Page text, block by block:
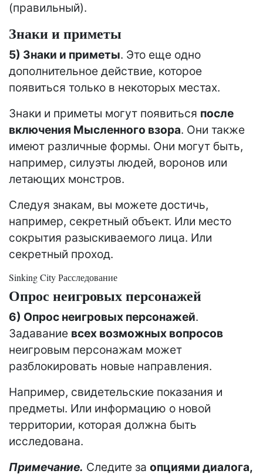
(правильный).
Знаки и приметы
5) Знаки и приметы. Это еще одно
дополнительное действие, которое
появиться только в некоторых местах.
Знаки и приметы могут появиться после
включения Мысленного взора. Они также
имеют различные формы. Они могут быть,
например, силуэты людей, воронов или
летающих монстров.
Следуя знакам, вы можете достичь,
например, секретный объект. Или место
сокрытия разыскиваемого лица. Или
секретный проход.
Sinking City Расследование
Опрос неигровых персонажей
6) Опрос неигровых персонажей.
Задавание всех возможных вопросов
неигровым персонажам может
разблокировать новые направления.
Например, свидетельские показания и
предметы. Или информацию о новой
территории, которая должна быть
исследована.
Примечание. Следите за опциями диалога,